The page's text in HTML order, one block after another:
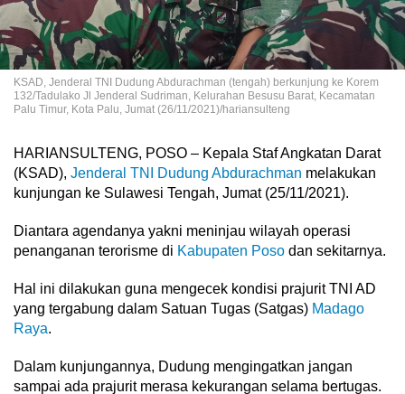
KSAD, Jenderal TNI Dudung Abdurachman (tengah) berkunjung ke Korem
132/Tadulako Jl Jenderal Sudriman, Kelurahan Besusu Barat, Kecamatan
Palu Timur, Kota Palu, Jumat (26/11/2021)/hariansulteng
HARIANSULTENG, POSO – Kepala Staf Angkatan Darat
(KSAD), Jenderal TNI Dudung Abdurachman melakukan
kunjungan ke Sulawesi Tengah, Jumat (25/11/2021).
Diantara agendanya yakni meninjau wilayah operasi
penanganan terorisme di Kabupaten Poso dan sekitarnya.
Hal ini dilakukan guna mengecek kondisi prajurit TNI AD
yang tergabung dalam Satuan Tugas (Satgas) Madago
Raya.
Dalam kunjungannya, Dudung mengingatkan jangan
sampai ada prajurit merasa kekurangan selama bertugas.